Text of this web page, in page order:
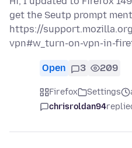
get the Seutp prompt
https://
vpn#w_turn-on-vpn-in-
Open 3 209
Firefox Settings
chrisroldan94